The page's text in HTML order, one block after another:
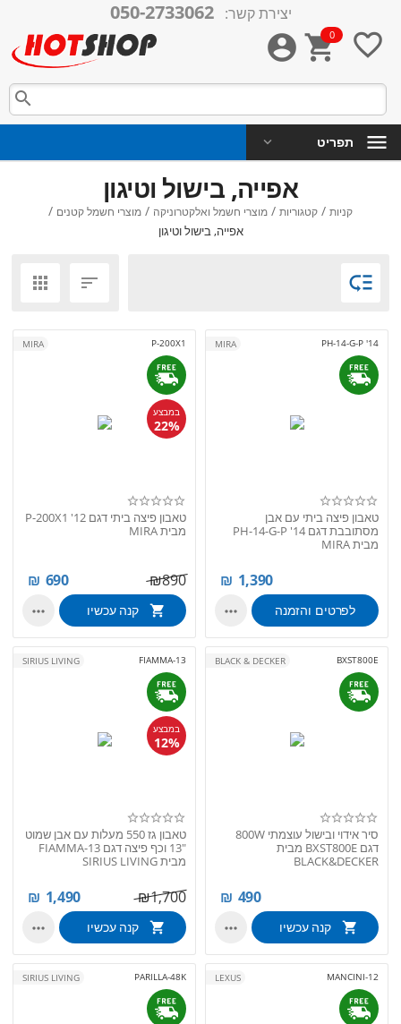
יצירת קשר: 050-2733062

0



תפריט
אפייה, בישול וטיגון
קניות / קטגוריות / מוצרי חשמל ואלקטרוניקה / מוצרי חשמל קטנים /
אפייה, בישול וטיגון



PH-14-G-P '14
MIRA
טאבון פיצה ביתי עם אבן
מסתובבת דגם PH-14-G-P '14
מבית MIRA
1,390
₪
לפרטים והזמנה 
P-200X1
במבצע
22%
MIRA
טאבון פיצה ביתי דגם P-200X1 '12
מבית MIRA
890
₪
690
₪
קנה עכשיו 
BXST800E
BLACK & DECKER
סיר אידוי ובישול עוצמתי 800W
דגם BXST800E מבית
BLACK&DECKER
490
₪
קנה עכשיו 
FIAMMA-13
במבצע
12%
SIRIUS LIVING
טאבון גז 550 מעלות עם אבן שמוט
"13 וכף פיצה דגם FIAMMA-13
מבית SIRIUS LIVING
1,700
₪
1,490
₪
קנה עכשיו 
MANCINI-12
LEXUS
PARILLA-48K
SIRIUS LIVING